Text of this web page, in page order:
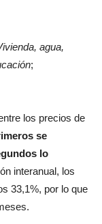
agua,
;
los precios de
se
lo
interanual, los
33,1%, por lo que